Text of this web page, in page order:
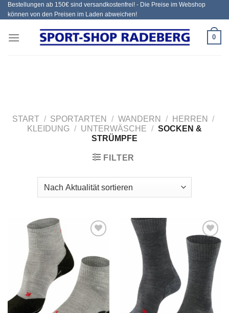
Zum
Inhalt
Bestellungen ab 150€ sind versandkostenfrei! - Die Preise im Webshop
können von den Preisen im Laden abweichen!
0
START / SPORTARTEN / WANDERN / HERREN
/
KLEIDUNG / UNTERWÄSCHE / SOCKEN &
STRÜMPFE
FILTER
Add to
wishlist